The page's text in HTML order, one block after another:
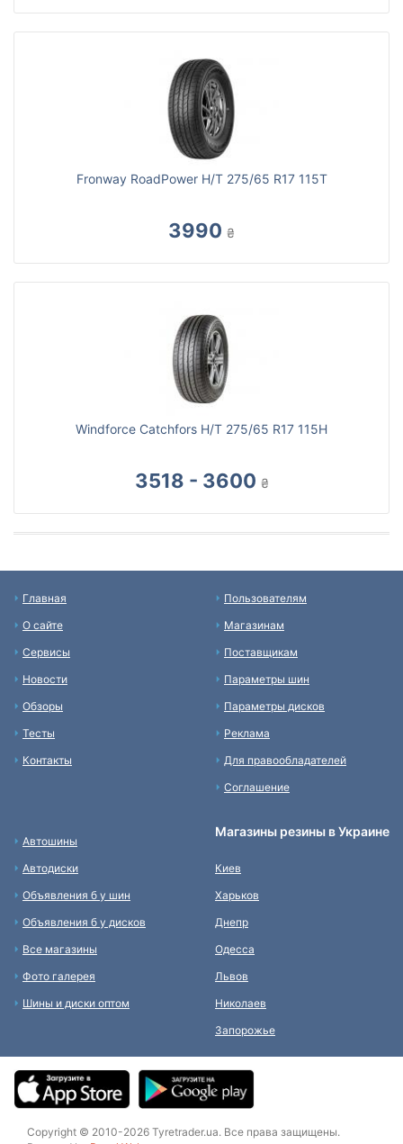
Fronway RoadPower H/T 275/65 R17 115T
3990 ₴
Windforce Catchfors H/T 275/65 R17 115H
3518 - 3600 ₴
Главная
О сайте
Сервисы
Новости
Обзоры
Тесты
Контакты
Пользователям
Магазинам
Поставщикам
Параметры шин
Параметры дисков
Реклама
Для правообладателей
Соглашение
Автошины
Автодиски
Объявления б у шин
Объявления б у дисков
Все магазины
Фото галерея
Шины и диски оптом
Магазины резины в Украине
Киев
Харьков
Днепр
Одесса
Львов
Николаев
Запорожье
Copyright © 2010-2026 Tyretrader.ua. Все права защищены.